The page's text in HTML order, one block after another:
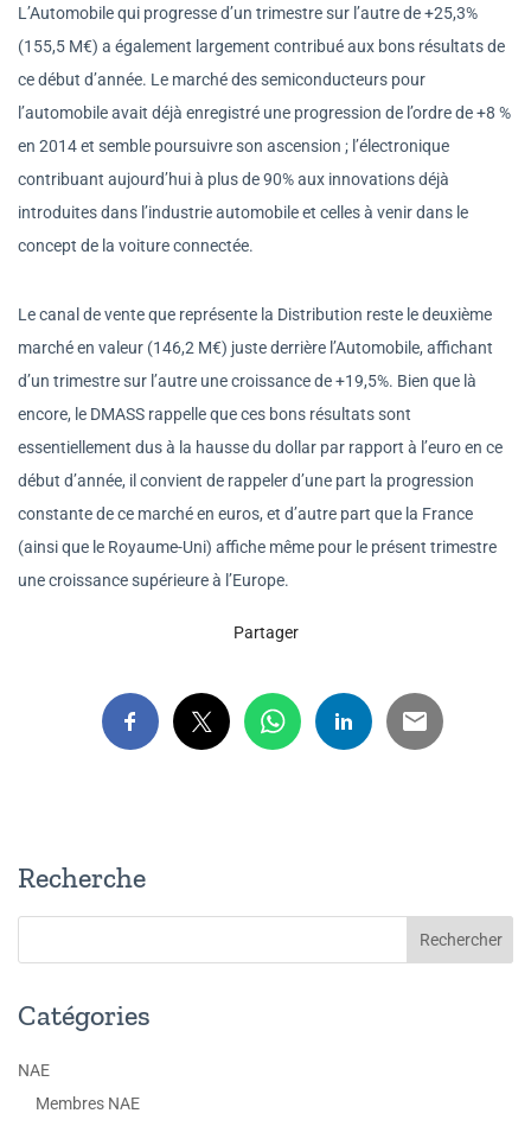
L’Automobile qui progresse d’un trimestre sur l’autre de +25,3%
(155,5 M€) a également largement contribué aux bons résultats de
ce début d’année. Le marché des semiconducteurs pour
l’automobile avait déjà enregistré une progression de l’ordre de +8 %
en 2014 et semble poursuivre son ascension ; l’électronique
contribuant aujourd’hui à plus de 90% aux innovations déjà
introduites dans l’industrie automobile et celles à venir dans le
concept de la voiture connectée.
Le canal de vente que représente la Distribution reste le deuxième
marché en valeur (146,2 M€) juste derrière l’Automobile, affichant
d’un trimestre sur l’autre une croissance de +19,5%. Bien que là
encore, le DMASS rappelle que ces bons résultats sont
essentiellement dus à la hausse du dollar par rapport à l’euro en ce
début d’année, il convient de rappeler d’une part la progression
constante de ce marché en euros, et d’autre part que la France
(ainsi que le Royaume-Uni) affiche même pour le présent trimestre
une croissance supérieure à l’Europe.
Partager
Recherche
Catégories
NAE
Membres NAE